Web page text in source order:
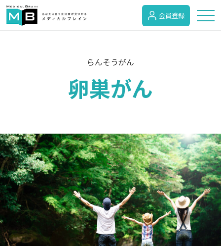
病気のカテゴリー
がん
検診・検査
会員登録
らんそうがん
卵巣がん